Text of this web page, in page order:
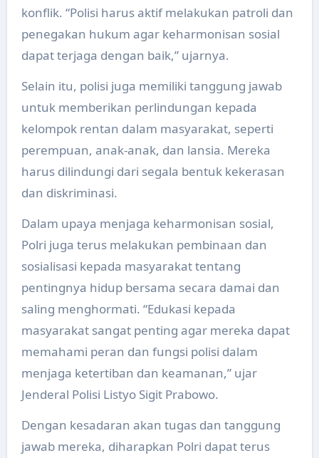
konflik. “Polisi harus aktif melakukan patroli dan
penegakan hukum agar keharmonisan sosial
dapat terjaga dengan baik,” ujarnya.
Selain itu, polisi juga memiliki tanggung jawab
untuk memberikan perlindungan kepada
kelompok rentan dalam masyarakat, seperti
perempuan, anak-anak, dan lansia. Mereka
harus dilindungi dari segala bentuk kekerasan
dan diskriminasi.
Dalam upaya menjaga keharmonisan sosial,
Polri juga terus melakukan pembinaan dan
sosialisasi kepada masyarakat tentang
pentingnya hidup bersama secara damai dan
saling menghormati. “Edukasi kepada
masyarakat sangat penting agar mereka dapat
memahami peran dan fungsi polisi dalam
menjaga ketertiban dan keamanan,” ujar
Jenderal Polisi Listyo Sigit Prabowo.
Dengan kesadaran akan tugas dan tanggung
jawab mereka, diharapkan Polri dapat terus